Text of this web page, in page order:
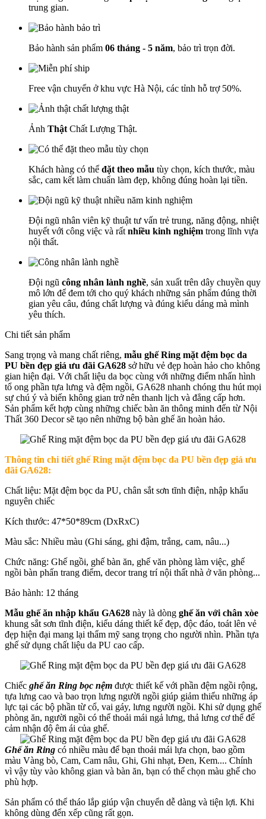
trung gian.
Bảo hành sản phẩm 06 tháng - 5 năm, bảo trì trọn đời.
Free vận chuyển ở khu vực Hà Nội, các tỉnh hỗ trợ 50%.
Ảnh Thật Chất Lượng Thật.
Khách hàng có thể đặt theo mẫu tùy chọn, kích thước, màu
sắc, cam kết làm chuẩn làm đẹp, không đúng hoàn lại tiền.
Đội ngũ nhân viên kỹ thuật tư vấn trẻ trung, năng động, nhiệt
huyết với công việc và rất nhiều kinh nghiệm trong lĩnh vựa
nội thất.
Đội ngũ công nhân lành nghề, sản xuất trên dây chuyền quy
mô lớn để đem tới cho quý khách những sản phẩm đúng thời
gian yêu câu, đúng chất lượng và đúng kiểu dáng mà mình
yêu thích.
Chi tiết sản phẩm
Sang trọng và mang chất riêng, mẫu ghế Ring mặt đệm bọc da
PU bền đẹp giá ưu đãi GA628 sở hữu vẻ đẹp hoàn hảo cho không
gian hiện đại. Với chất liệu da bọc cùng với những điểm nhấn hình
tổ ong phần tựa lưng và đệm ngồi, GA628 nhanh chóng thu hút mọi
sự chú ý và biến không gian trở nên thanh lịch và đẳng cấp hơn.
Sản phẩm kết hợp cùng những chiếc bàn ăn thông minh đến từ Nội
Thất 360 Decor sẽ tạo nên những bộ bàn ghế ăn hoàn hảo.
Thông tin chi tiết ghế Ring mặt đệm bọc da PU bền đẹp giá ưu
đãi GA628:
Chất liệu: Mặt đệm bọc da PU, chân sắt sơn tĩnh điện, nhập khẩu
nguyên chiếc
Kích thước: 47*50*89cm (DxRxC)
Màu sắc: Nhiều màu (Ghi sáng, ghi đậm, trắng, cam, nâu...)
Chức năng: Ghế ngồi, ghế bàn ăn, ghế văn phòng làm việc, ghế
ngồi bàn phấn trang điểm, decor trang trí nội thất nhà ở văn phòng...
Bảo hành: 12 tháng
Mẫu ghế ăn nhập khẩu GA628 này là dòng ghế ăn với chân xòe
khung sắt sơn tĩnh điện, kiểu dáng thiết kế đẹp, độc đáo, toát lên vẻ
đẹp hiện đại mang lại thẩm mỹ sang trọng cho người nhìn. Phần tựa
ghế sử dụng chất liệu da PU cao cấp.
Chiếc ghế ăn Ring bọc nệm được thiết kế với phần đệm ngồi rộng,
tựa lưng cao và bao trọn lưng người ngồi giúp giảm thiểu những áp
lực tại các bộ phần từ cổ, vai gáy, lưng người ngồi. Khi sử dụng ghế
phòng ăn, người ngồi có thể thoải mái ngả lưng, thả lưng cơ thể để
cảm nhận độ êm ái của ghế.
Ghế ăn Ring có nhiều màu để bạn thoải mái lựa chọn, bao gồm
màu Vàng bò, Cam, Cam nâu, Ghi, Ghi nhạt, Đen, Kem.... Chính
vì vậy tùy vào không gian và bàn ăn, bạn có thể chọn màu ghế cho
phù hợp.
Sản phẩm có thể tháo lắp giúp vận chuyển dễ dàng và tiện lợi. Khi
không dùng đến xếp cũng rất gọn.